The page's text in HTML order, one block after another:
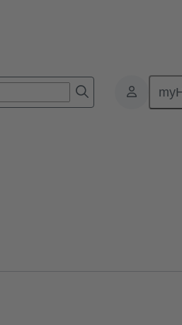
Board-to-Board Steckverbinder